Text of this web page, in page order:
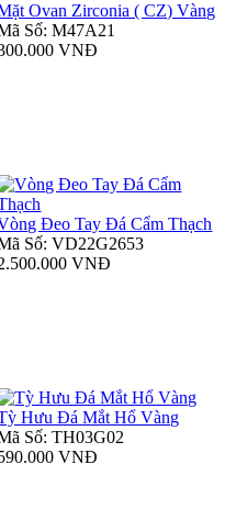
Ovan Zirconia ( CZ) Vàng
Số: M47A21
VNĐ
Đeo Tay Đá Cẩm Thạch
Số: VD22G2653
VNĐ
Hưu Đá Mắt Hổ Vàng
Số: TH03G02
VNĐ